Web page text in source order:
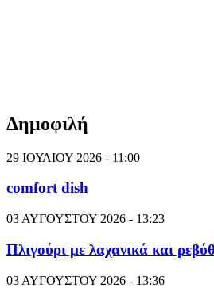
Δημοφιλή
29 ΙΟΥΛΙΟΥ 2026 - 11:00
comfort dish
03 ΑΥΓΟΥΣΤΟΥ 2026 - 13:23
Πλιγούρι με λαχανικά και
03 ΑΥΓΟΥΣΤΟΥ 2026 - 13:36